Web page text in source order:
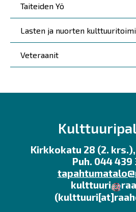
Taiteiden Yö
Lasten ja nuorten
Veteraanit
Kirkkokatu 28 (2.
Puh. 044 439
kulttuuri